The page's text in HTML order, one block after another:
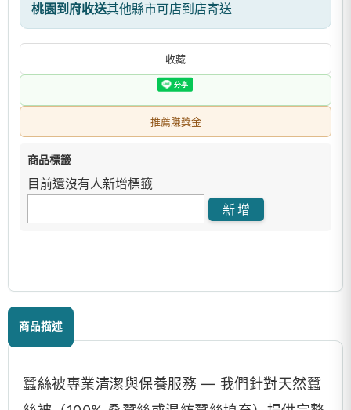
桃園到府收送其他縣市可店到店寄送
收藏
推薦賺獎金
商品標籤
目前還沒有人新增標籤
商品描述
蠶絲被專業清潔與保養服務 — 我們針對天然蠶